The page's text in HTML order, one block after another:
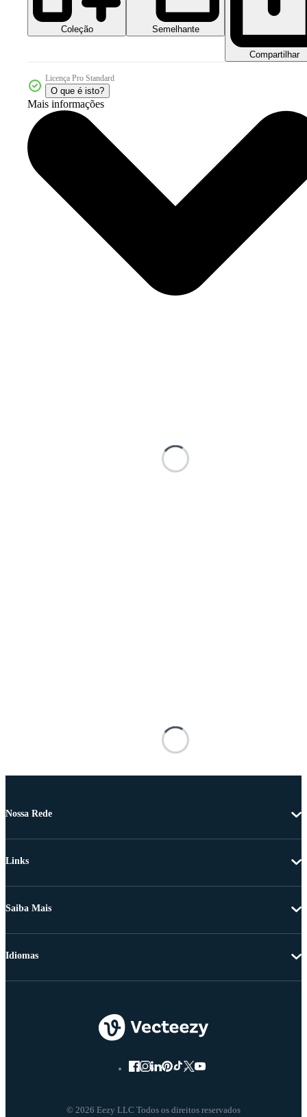
Coleção Semelhante
Compartilhar
Licença Pro Standard
O que é isto?
Mais informações
Nossa Rede
Links
Saiba Mais
© 2026 Eezy LLC Todos os direitos reservados
Idiomas